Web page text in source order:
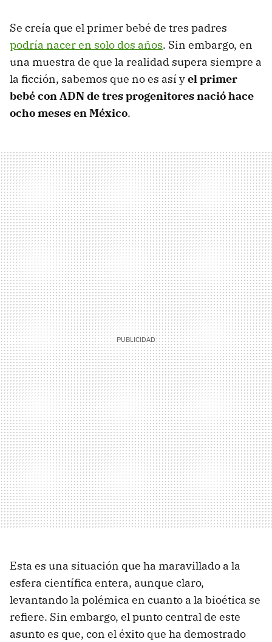
Se creía que el primer bebé de tres padres
podría nacer en solo dos años. Sin embargo, en
una muestra de que la realidad supera siempre a
la ficción, sabemos que no es así yel primer
bebé con ADN de tres progenitores nació hace
ocho meses en México.
Esta es una situación que ha maravillado a la
esfera científica entera, aunque claro,
levantando la polémica en cuanto a la bioética se
refiere. Sin embargo, el punto central de este
asunto es que, con el éxito que ha demostrado